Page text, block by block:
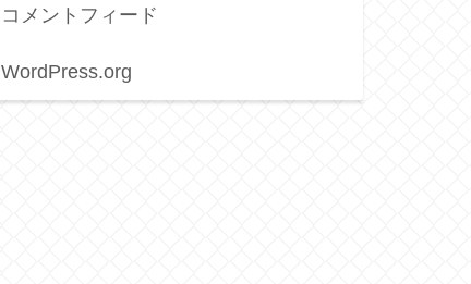
コメントフィード
WordPress.org